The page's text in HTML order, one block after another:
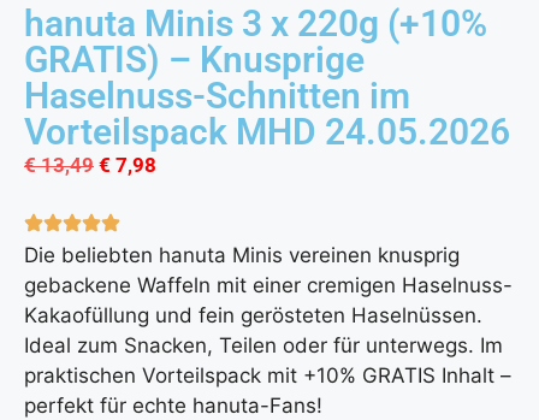
hanuta Minis 3 x 220g (+10%
GRATIS) – Knusprige
Haselnuss-Schnitten im
Vorteilspack MHD 24.05.2026
€13,49 € 7,98
Die beliebten hanuta Minis vereinen knusprig
gebackene Waffeln mit einer cremigen Haselnuss-
Kakaofüllung und fein gerösteten Haselnüssen.
Ideal zum Snacken, Teilen oder für unterwegs. Im
praktischen Vorteilspack mit +10% GRATIS Inhalt –
perfekt für echte hanuta-Fans!